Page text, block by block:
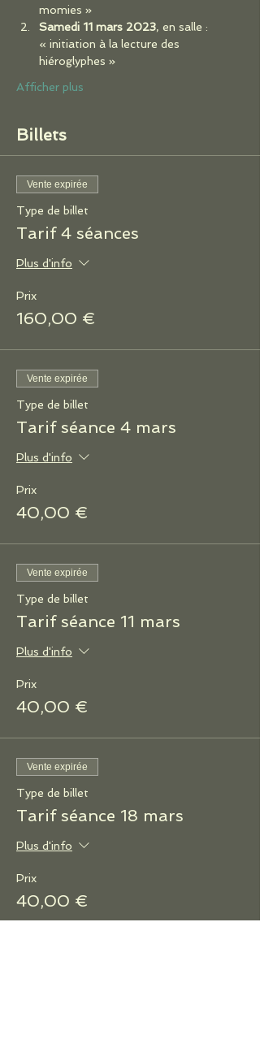
momies »
Samedi 11 mars 2023, en salle :
« initiation à la lecture des
hiéroglyphes »
Afficher plus
Billets
Vente expirée
Type de billet
Tarif 4 séances
Plus d'info
Prix
160,00 €
Vente expirée
Type de billet
Tarif séance 4 mars
Plus d'info
Prix
40,00 €
Vente expirée
Type de billet
Tarif séance 11 mars
Plus d'info
Prix
40,00 €
Vente expirée
Type de billet
Tarif séance 18 mars
Plus d'info
Prix
40,00 €